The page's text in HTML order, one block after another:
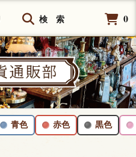
検 索 0
青色 赤色 黒色